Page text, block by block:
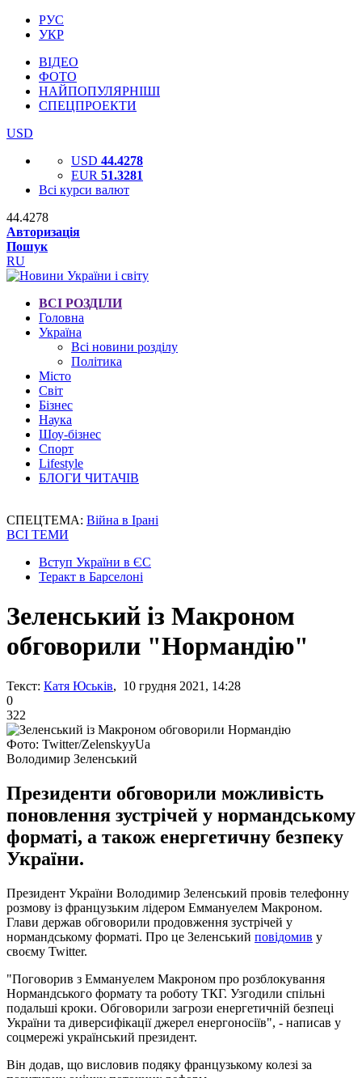
РУС
УКР
ВІДЕО
ФОТО
НАЙПОПУЛЯРНІШІ
СПЕЦПРОЕКТИ
USD
USD 44.4278
EUR 51.3281
Всі курси валют
44.4278
Авторизація
Пошук
RU
ВСІ РОЗДІЛИ
Головна
Україна
Всі новини розділу
Політика
Місто
Світ
Бізнес
Наука
Шоу-бізнес
Спорт
Lifestyle
БЛОГИ ЧИТАЧІВ
СПЕЦТЕМА: Війна в Ірані
ВСІ ТЕМИ
Вступ України в ЄС
Теракт в Барселоні
Зеленський із Макроном
обговорили "Нормандію"
Текст: Катя Юськів, 10 грудня 2021, 14:28
0
322
Фото: Twitter/ZelenskyyUa
Володимир Зеленський
Президенти обговорили можливість
поновлення зустрічей у нормандському
форматі, а також енергетичну безпеку
України.
Президент України Володимир Зеленський провів телефонну
розмову із французьким лідером Еммануелем Макроном.
Глави держав обговорили продовження зустрічей у
нормандському форматі. Про це Зеленський повідомив у
своєму Twitter.
"Поговорив з Еммануелем Макроном про розблокування
Нормандського формату та роботу ТКГ. Узгодили спільні
подальші кроки. Обговорили загрози енергетичній безпеці
України та диверсифікації джерел енергоносіїв", - написав у
соцмережі український президент.
Він додав, що висловив подяку французькому колезі за